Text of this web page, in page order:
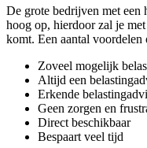
De grote bedrijven met een
hoog op, hierdoor zal je
komt. Een aantal voordelen
Zoveel mogelijk
Altijd een
Erkende
Geen zorgen en
Direct beschikbaar
Bespaart veel tijd